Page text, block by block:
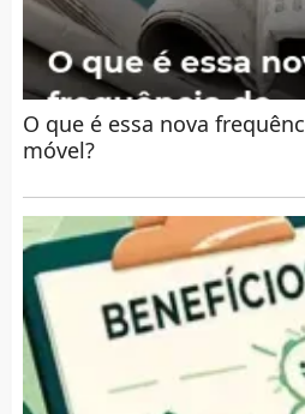
O que é essa nova
móvel?